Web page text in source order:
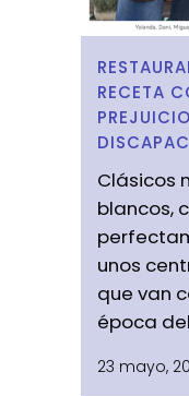
RECETA
Clásicos
blancos,
unos
que van
época
23 mayo,